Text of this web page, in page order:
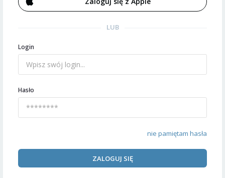
LUB
Login
Hasło
nie pamiętam hasła
ZALOGUJ SIĘ